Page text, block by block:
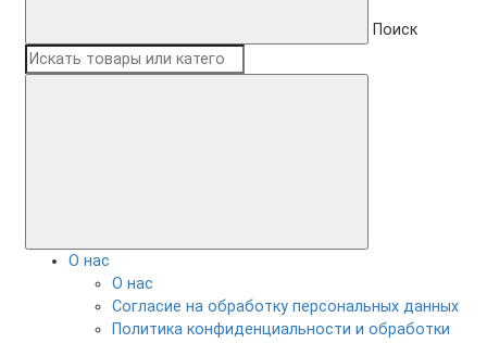
Поиск
О нас
О нас
Согласие на обработку персональных данных
Политика конфиденциальности и обработки